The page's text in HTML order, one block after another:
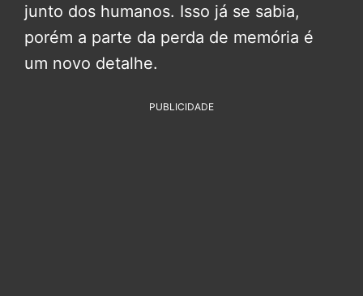
junto dos humanos. Isso já se sabia,
porém a parte da perda de memória é
um novo detalhe.
PUBLICIDADE